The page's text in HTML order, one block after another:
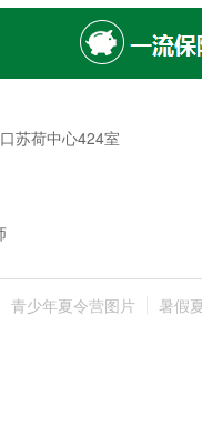
苏荷中心424室
青少年夏令营图片
暑假